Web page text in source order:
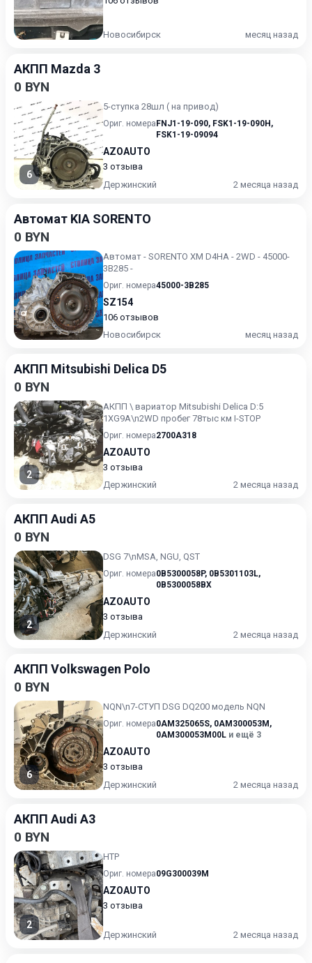
Новосибирск месяц назад
АКПП Mazda 3
0 BYN
6
5-ступка 28шл ( на привод)
Ориг. номера FNJ1-19-090, FSK1-19-090H ,
FSK1-19-09094
AZOAUTO
3 отзыва
Держинский
2 месяца назад
Автомат KIA SORENTO
0 BYN
Автомат - SORENTO XM D4HA - 2WD - 45000-
3B285 -
Ориг. номера45000-3B285
SZ154
106 отзывов
Новосибирск
месяц назад
АКПП Mitsubishi Delica D5
0 BYN
2
АКПП \ вариатор Mitsubishi Delica D:5
1XG9A\n2WD пробег 78тыс км I-STOP
Ориг. номера2700A318
AZOAUTO
3 отзыва
Держинский
2 месяца назад
АКПП Audi A5
0 BYN
2
DSG 7\nMSA, NGU, QST
Ориг. номера0B5300058P, 0B5301103L,
0B5300058BX
AZOAUTO
3 отзыва
Держинский
2 месяца назад
АКПП Volkswagen Polo
0 BYN
6
NQN\n7-СТУП DSG DQ200 модель NQN
Ориг. номера0AM325065S, 0AM300053M ,
0AM300053M00L и ещё 3
AZOAUTO
3 отзыва
Держинский
2 месяца назад
АКПП Audi A3
0 BYN
2
HTP
Ориг. номера09G300039M
AZOAUTO
3 отзыва
Держинский 2 месяца назад